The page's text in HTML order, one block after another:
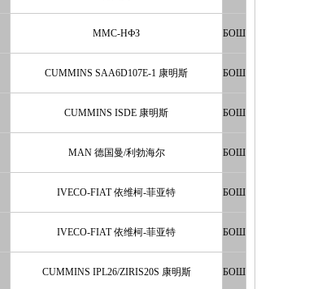
ММС-НФЗ БОШ
CUMMINS SAA6D107E-1 康明斯 БОШ
CUMMINS ISDE 康明斯 БОШ
MAN 德国曼/利勃海尔 БОШ
IVECO-FIAT 依维柯-菲亚特 БОШ
IVECO-FIAT 依维柯-菲亚特 БОШ
CUMMINS IPL26/ZIRIS20S 康明斯 БОШ